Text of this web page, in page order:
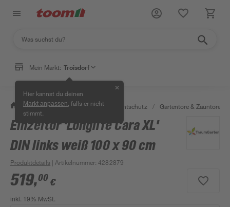
Mein Markt: Troisdorf
Hier kannst du deinen
Markt anpassen , falls er nicht
stimmt.
✕
/ Garten & Freizeit / Zäune & Sichtschutz / Gartentore & Zauntore
Einzeltor 'Longlife Cara XL'
DIN links weiß 100 x 90 cm
Produktdetails | Artikelnummer:4282879
519,00 €
inkl. 19% MwSt.